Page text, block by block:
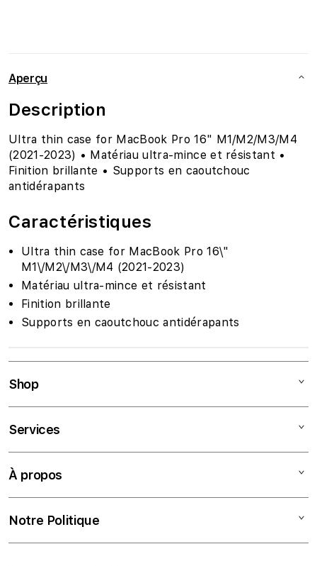
Aperçu
Description
Ultra thin case for MacBook Pro 16" M1/M2/M3/M4
(2021-2023) • Matériau ultra-mince et résistant •
Finition brillante • Supports en caoutchouc
antidérapants
Caractéristiques
Ultra thin case for MacBook Pro 16\"
M1\/M2\/M3\/M4 (2021-2023)
Matériau ultra-mince et résistant
Finition brillante
Supports en caoutchouc antidérapants
Shop
iPhone
Services
Tarifs Éducation
Financement
À propos
À propos de nous
Notre Politique